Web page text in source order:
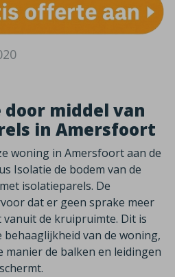
middel van
in Amersfoort
woning in Amersfoort aan de
Isolatie de bodem van de
isolatieparels. De
dat er geen sprake meer
de kruipruimte. Dit is
van de woning,
manier de balken en leidingen